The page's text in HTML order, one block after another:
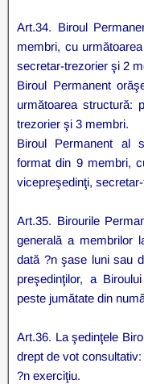
Art.34. Biroul
membri, cu
secretar-trezorier şi 2
Biroul Permanent
următoarea structură:
trezorier şi 3 membri.
Biroul Permanent al
format din 9 membri,
vicepreşedinţi,
Art.35. Birourile
generală a membrilor
dată ?n şase luni sau
preşedinţilor, a
peste jumătate din
Art.36. La şedinţele
drept de vot
?n exerciţiu.